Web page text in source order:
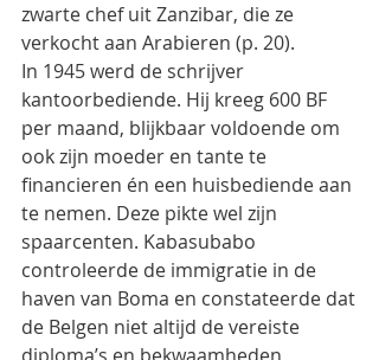
zwarte chef uit Zanzibar, die ze
verkocht aan Arabieren (p. 20).
In 1945 werd de schrijver
kantoorbediende. Hij kreeg 600 BF
per maand, blijkbaar voldoende om
ook zijn moeder en tante te
financieren én een huisbediende aan
te nemen. Deze pikte wel zijn
spaarcenten. Kabasubabo
controleerde de immigratie in de
haven van Boma en constateerde dat
de Belgen niet altijd de vereiste